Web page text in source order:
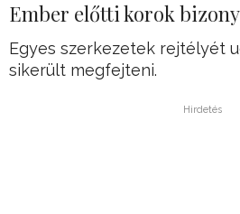
Ember előtti korok
Egyes szerkezetek rejtélyét
sikerült megfejteni.
Hirdetés